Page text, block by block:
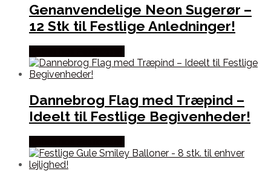
Genanvendelige Neon Sugerør –
12 Stk til Festlige Anledninger!
Dannebrog Flag med Træpind –
Ideelt til Festlige Begivenheder!